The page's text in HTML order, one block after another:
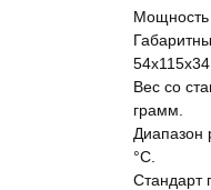
Мощность
Вес со
грамм.
Диапазон
°C.
Стандарт